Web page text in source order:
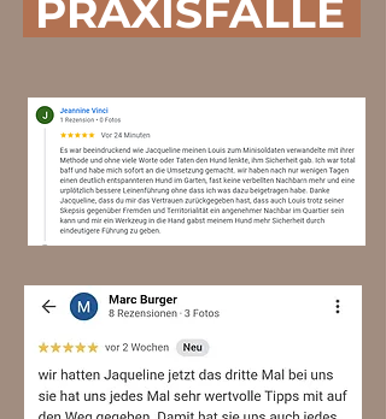
PRAXISFÄLLE